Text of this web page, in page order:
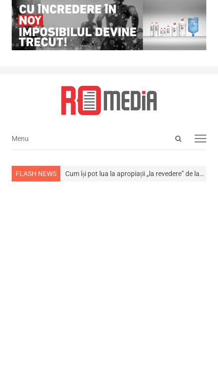
Open
Menu
Menu
FLASH NEWS
din viață Cum își pot lua la apropiații „la revedere” de la… NEWS